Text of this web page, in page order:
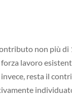
non più di
lavoro
resta il